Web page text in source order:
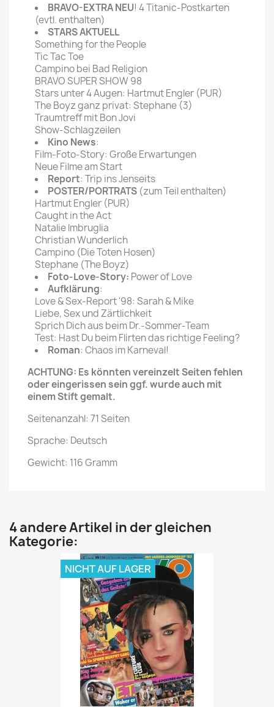
BRAVO-EXTRA NEU! 4 Titanic-Postkarten
(evtl. enthalten)
STARS AKTUELL
Something for the People
Tic Tac Toe
Campino bei Bad Religion
BRAVO SUPER SHOW 98
Stars unter 4 Augen: Hartmut Engler (PUR)
The Boyz ganz privat: Stephane (3)
Traumtreff mit Bon Jovi
Show-Schlagzeilen
Kino News:
Film-Foto-Story: Große Erwartungen
Neue Filme am Start
Report: Trip ins Jenseits
POSTER/PORTRATS (zum Teil enthalten)
Hartmut Engler (PUR)
Caught in the Act
Natalie lmbruglia
Christian Wunderlich
Campino (Die Toten Hosen)
Stephane (The Boyz)
Foto-Love-Story: Power of Love
Aufklärung:
Love & Sex-Report '98: Sarah & Mike
Liebe, Sex und Zärtlichkeit
Sprich Dich aus beim Dr.-Sommer-Team
Test: Hast Du beim Flirten das richtige Feeling?
Roman: Chaos im Karneval!
ACHTUNG: Es könnten vereinzelt Seiten fehlen
oder eingerissen sein ggf. wurde auch mit
einem Stift gemalt.
Seitenanzahl: 71 Seiten
Sprache: Deutsch
Gewicht: 116 Gramm
4 andere Artikel in der gleichen
Kategorie:
NICHT AUF LAGER